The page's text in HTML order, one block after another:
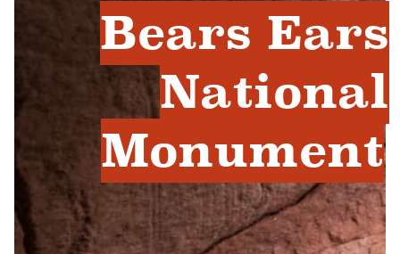
Bears Ears
National
Monument